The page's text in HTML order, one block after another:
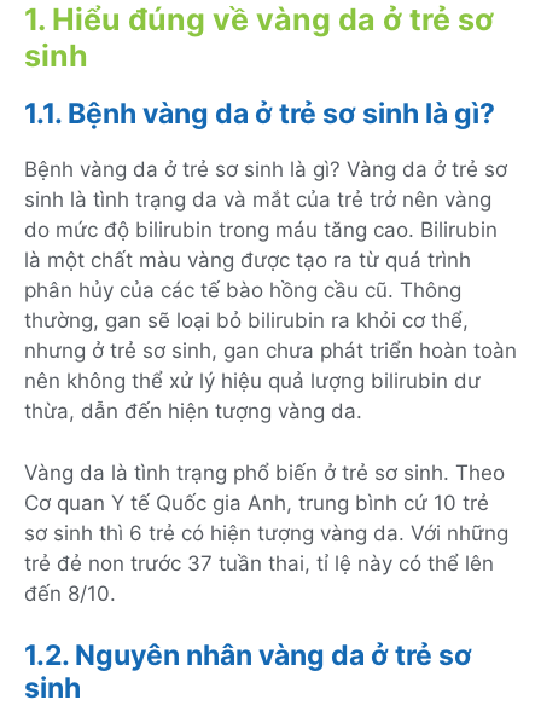
1. Hiểu đúng về vàng da ở trẻ sơ
sinh
1.1. Bệnh vàng da ở trẻ sơ sinh là gì?
Bệnh vàng da ở trẻ sơ sinh là gì? Vàng da ở trẻ sơ
sinh là tình trạng da và mắt của trẻ trở nên vàng
do mức độ bilirubin trong máu tăng cao. Bilirubin
là một chất màu vàng được tạo ra từ quá trình
phân hủy của các tế bào hồng cầu cũ. Thông
thường, gan sẽ loại bỏ bilirubin ra khỏi cơ thể,
nhưng ở trẻ sơ sinh, gan chưa phát triển hoàn toàn
nên không thể xử lý hiệu quả lượng bilirubin dư
thừa, dẫn đến hiện tượng vàng da.
Vàng da là tình trạng phổ biến ở trẻ sơ sinh. Theo
Cơ quan Y tế Quốc gia Anh, trung bình cứ 10 trẻ
sơ sinh thì 6 trẻ có hiện tượng vàng da. Với những
trẻ đẻ non trước 37 tuần thai, tỉ lệ này có thể lên
đến 8/10.
1.2. Nguyên nhân vàng da ở trẻ sơ
sinh